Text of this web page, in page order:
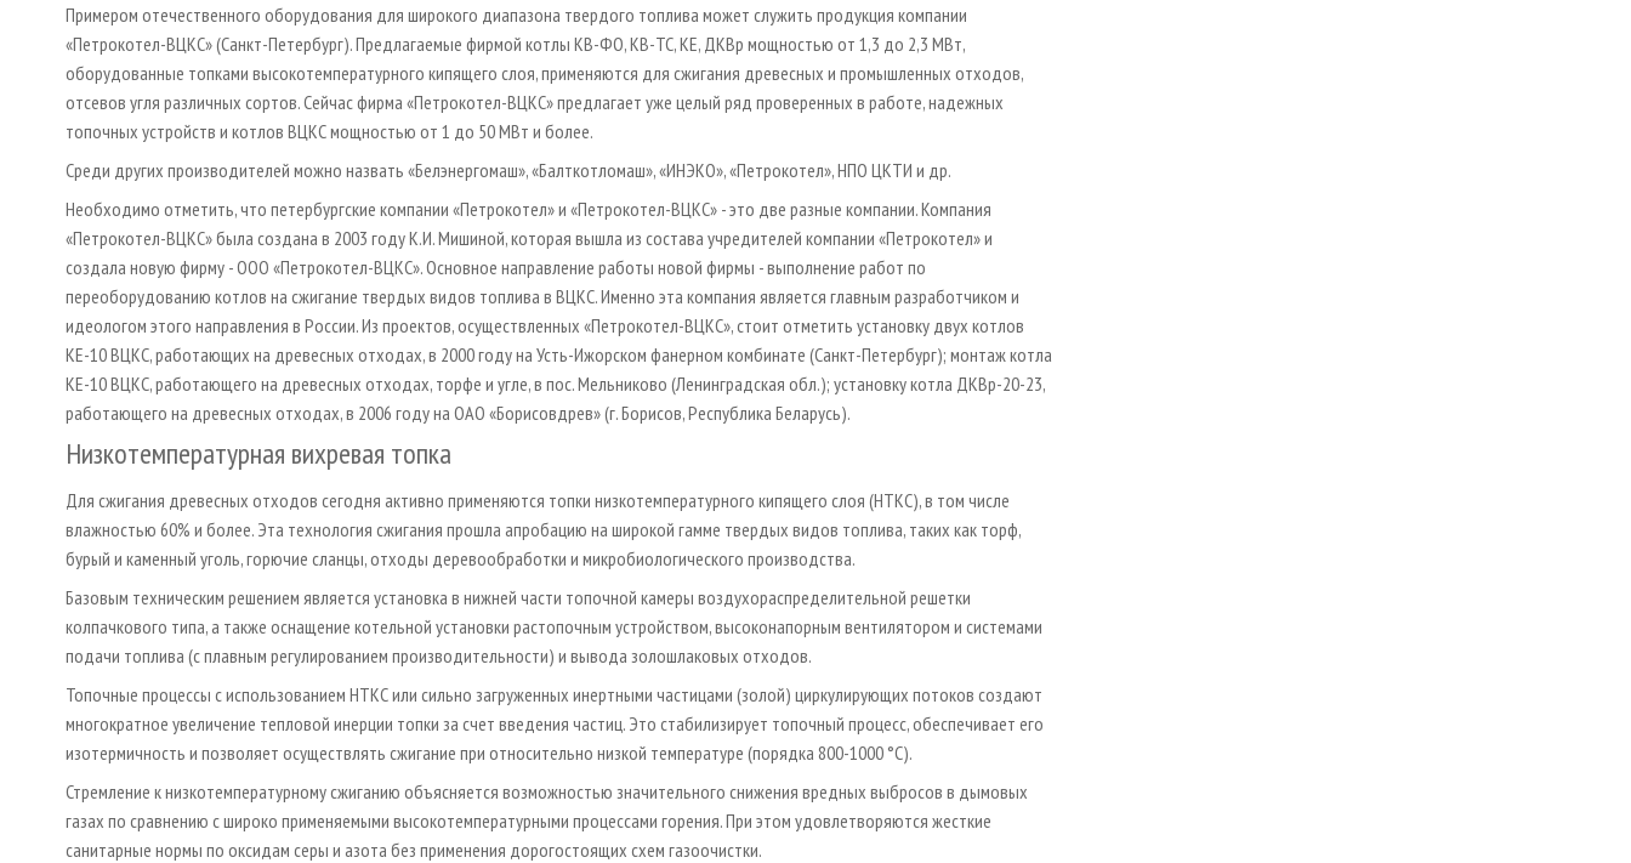
Примером отечественного оборудования для широкого диапазона твердого топлива может служить продукция компании
«Петрокотел-ВЦКС» (Санкт-Петербург). Предлагаемые фирмой котлы КВ-ФО, КВ-ТС, КЕ, ДКВр мощностью от 1,3 до 2,3 МВт,
оборудованные топками высокотемпературного кипящего слоя, применяются для сжигания древесных и промышленных отходов,
отсевов угля различных сортов. Сейчас фирма «Петрокотел-ВЦКС» предлагает уже целый ряд проверенных в работе, надежных
топочных устройств и котлов ВЦКС мощностью от 1 до 50 МВт и более.
Среди других производителей можно назвать «Белэнергомаш», «Балткотломаш», «ИНЭКО», «Петрокотел», НПО ЦКТИ и др.
Необходимо отметить, что петербургские компании «Петрокотел» и «Петрокотел-ВЦКС» - это две разные компании. Компания
«Петрокотел-ВЦКС» была создана в 2003 году К.И. Мишиной, которая вышла из состава учредителей компании «Петрокотел» и
создала новую фирму - ООО «Петрокотел-ВЦКС». Основное направление работы новой фирмы - выполнение работ по
переоборудованию котлов на сжигание твердых видов топлива в ВЦКС. Именно эта компания является главным разработчиком и
идеологом этого направления в России. Из проектов, осуществленных «Петрокотел-ВЦКС», стоит отметить установку двух котлов
КЕ-10 ВЦКС, работающих на древесных отходах, в 2000 году на Усть-Ижорском фанерном комбинате (Санкт-Петербург); монтаж котла
КЕ-10 ВЦКС, работающего на древесных отходах, торфе и угле, в пос. Мельниково (Ленинградская обл.); установку котла ДКВр-20-23,
работающего на древесных отходах, в 2006 году на ОАО «Борисовдрев» (г. Борисов, Республика Беларусь).
Низкотемпературная вихревая топка
Для сжигания древесных отходов сегодня активно применяются топки низкотемпературного кипящего слоя (НТКС), в том числе
влажностью 60% и более. Эта технология сжигания прошла апробацию на широкой гамме твердых видов топлива, таких как торф,
бурый и каменный уголь, горючие сланцы, отходы деревообработки и микробиологического производства.
Базовым техническим решением является установка в нижней части топочной камеры воздухораспределительной решетки
колпачкового типа, а также оснащение котельной установки растопочным устройством, высоконапорным вентилятором и системами
подачи топлива (с плавным регулированием производительности) и вывода золошлаковых отходов.
Топочные процессы с использованием НТКС или сильно загруженных инертными частицами (золой) циркулирующих потоков создают
многократное увеличение тепловой инерции топки за счет введения частиц. Это стабилизирует топочный процесс, обеспечивает его
изотермичность и позволяет осуществлять сжигание при относительно низкой температуре (порядка 800-1000 °С).
Стремление к низкотемпературному сжиганию объясняется возможностью значительного снижения вредных выбросов в дымовых
газах по сравнению с широко применяемыми высокотемпературными процессами горения. При этом удовлетворяются жесткие
санитарные нормы по оксидам серы и азота без применения дорогостоящих схем газоочистки.